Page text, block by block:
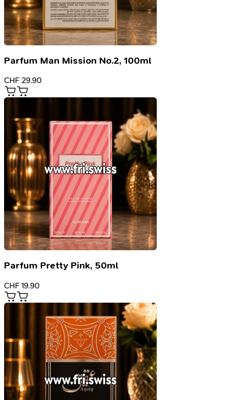
Parfum Man Mission No.2, 100ml
CHF 29.90
Parfum Pretty Pink, 50ml
CHF 19.90